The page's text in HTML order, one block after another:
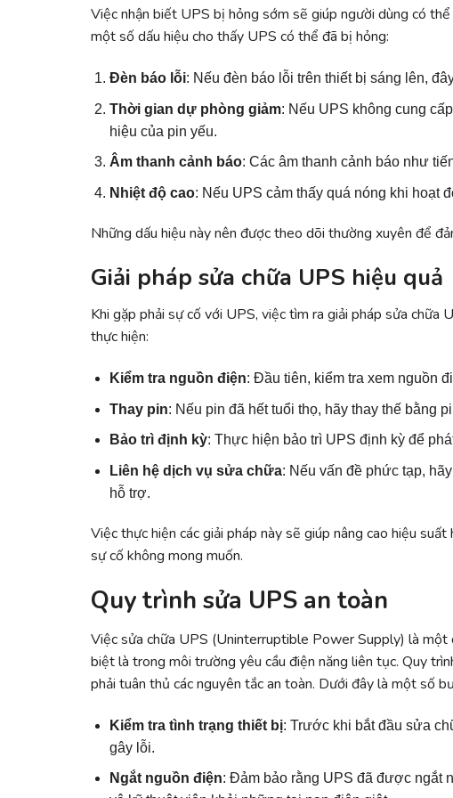
Việc nhận biết UPS bị hỏng sớm sẽ giúp người dùng có
một số dấu hiệu cho thấy UPS có thể đã bị hỏng:
Đèn báo lỗi: Nếu đèn báo lỗi trên thiết bị sáng lên,
Thời gian dự phòng giảm: Nếu UPS không cung
hiệu của pin yếu.
Âm thanh cảnh báo: Các âm thanh cảnh báo như
Nhiệt độ cao: Nếu UPS cảm thấy quá nóng khi hoạt
Những dấu hiệu này nên được theo dõi thường xuyên để
Giải pháp sửa chữa UPS hiệu quả
Khi gặp phải sự cố với UPS, việc tìm ra giải pháp sửa
thực hiện:
Kiểm tra nguồn điện: Đầu tiên, kiểm tra xem nguồn
Thay pin: Nếu pin đã hết tuổi thọ, hãy thay thế bằng
Bảo trì định kỳ: Thực hiện bảo trì UPS định kỳ để
Liên hệ dịch vụ sửa chữa: Nếu vấn đề phức tạp,
hỗ trợ.
Việc thực hiện các giải pháp này sẽ giúp nâng cao hiệu
sự cố không mong muốn.
Quy trình sửa UPS an toàn
Việc sửa chữa UPS (Uninterruptible Power Supply) là
biệt là trong môi trường yêu cầu điện năng liên tục. Quy
phải tuân thủ các nguyên tắc an toàn. Dưới đây là một số
Kiểm tra tình trạng thiết bị: Trước khi bắt đầu sửa
gây lỗi.
Ngắt nguồn điện: Đảm bảo rằng UPS đã được ngắt